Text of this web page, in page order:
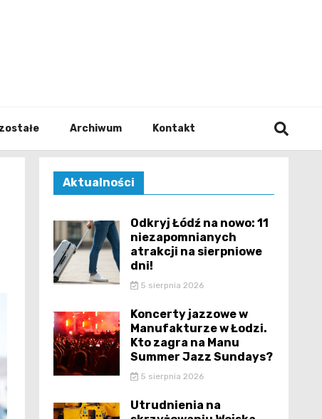
Archiwum Kontakt
Aktualności
Odkryj Łódź na nowo: 11
niezapomnianych
atrakcji na sierpniowe
dni!
5 sierpnia 2026
Koncerty jazzowe w
Manufakturze w Łodzi.
Kto zagra na Manu
Summer Jazz Sundays?
5 sierpnia 2026
Utrudnienia na